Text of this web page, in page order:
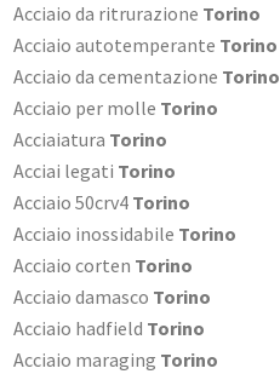
Acciaio da ritrurazione Torino
Acciaio autotemperante Torino
Acciaio da cementazione Torino
Acciaio per molle Torino
Acciaiatura Torino
Acciai legati Torino
Acciaio 50crv4 Torino
Acciaio inossidabile Torino
Acciaio corten Torino
Acciaio damasco Torino
Acciaio hadfield Torino
Acciaio maraging Torino